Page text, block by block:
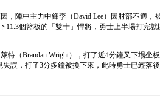
，陣中主力中鋒李（David Lee）因肘部不適
11.3個籃板的「雙十」悍將，勇士上半場打完就
特（Brandan Wright），打了近4分鐘又下場坐
誤，打了3分多鐘被換下來，此時勇士已經落